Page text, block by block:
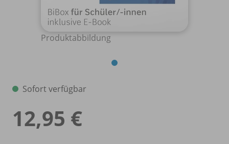
Produktabbildung
Sofort verfügbar
12,95 €